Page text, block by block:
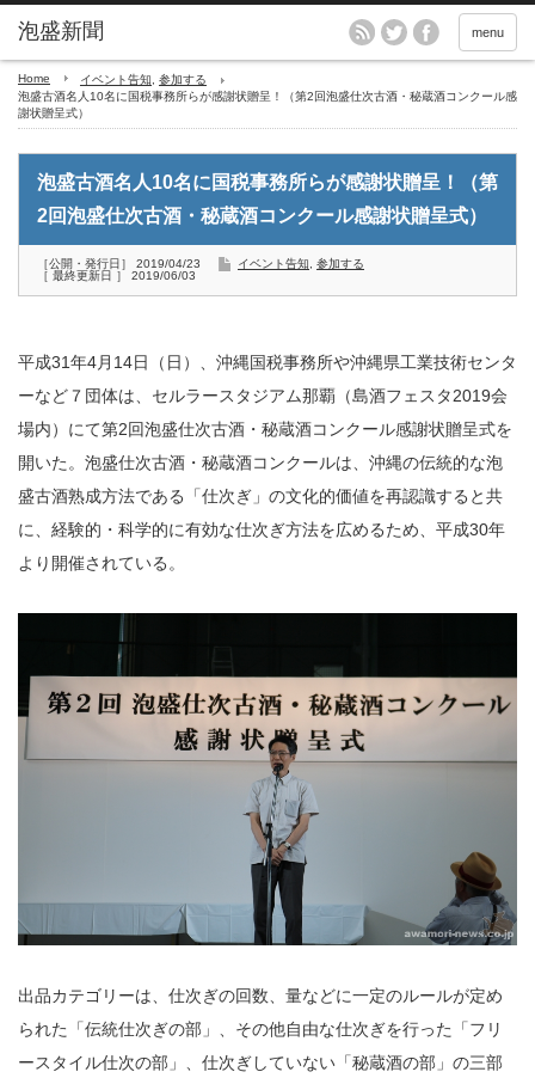
menu
Home イベント告知
参加する
泡盛古酒名人10名に国税事務所らが感謝状贈呈！（第2回泡盛仕次古酒・秘蔵酒コンクール感
謝状贈呈式）
泡盛古酒名人10名に国税事務所らが感謝状贈呈！（第
2回泡盛仕次古酒・秘蔵酒コンクール感謝状贈呈式）
［公開・発行日］ 2019/04/23
［ 最終更新日 ］ 2019/06/03
イベント告知 参加する
平成31年4月14日（日）、沖縄国税事務所や沖縄県工業技術センタ
ーなど７団体は、セルラースタジアム那覇（島酒フェスタ2019会
場内）にて第2回泡盛仕次古酒・秘蔵酒コンクール感謝状贈呈式を
開いた。泡盛仕次古酒・秘蔵酒コンクールは、沖縄の伝統的な泡
盛古酒熟成方法である「仕次ぎ」の文化的価値を再認識すると共
に、経験的・科学的に有効な仕次ぎ方法を広めるため、平成30年
より開催されている。
出品カテゴリーは、仕次ぎの回数、量などに一定のルールが定め
られた「伝統仕次ぎの部」、その他自由な仕次ぎを行った「フリ
ースタイル仕次の部」、仕次ぎしていない「秘蔵酒の部」の三部